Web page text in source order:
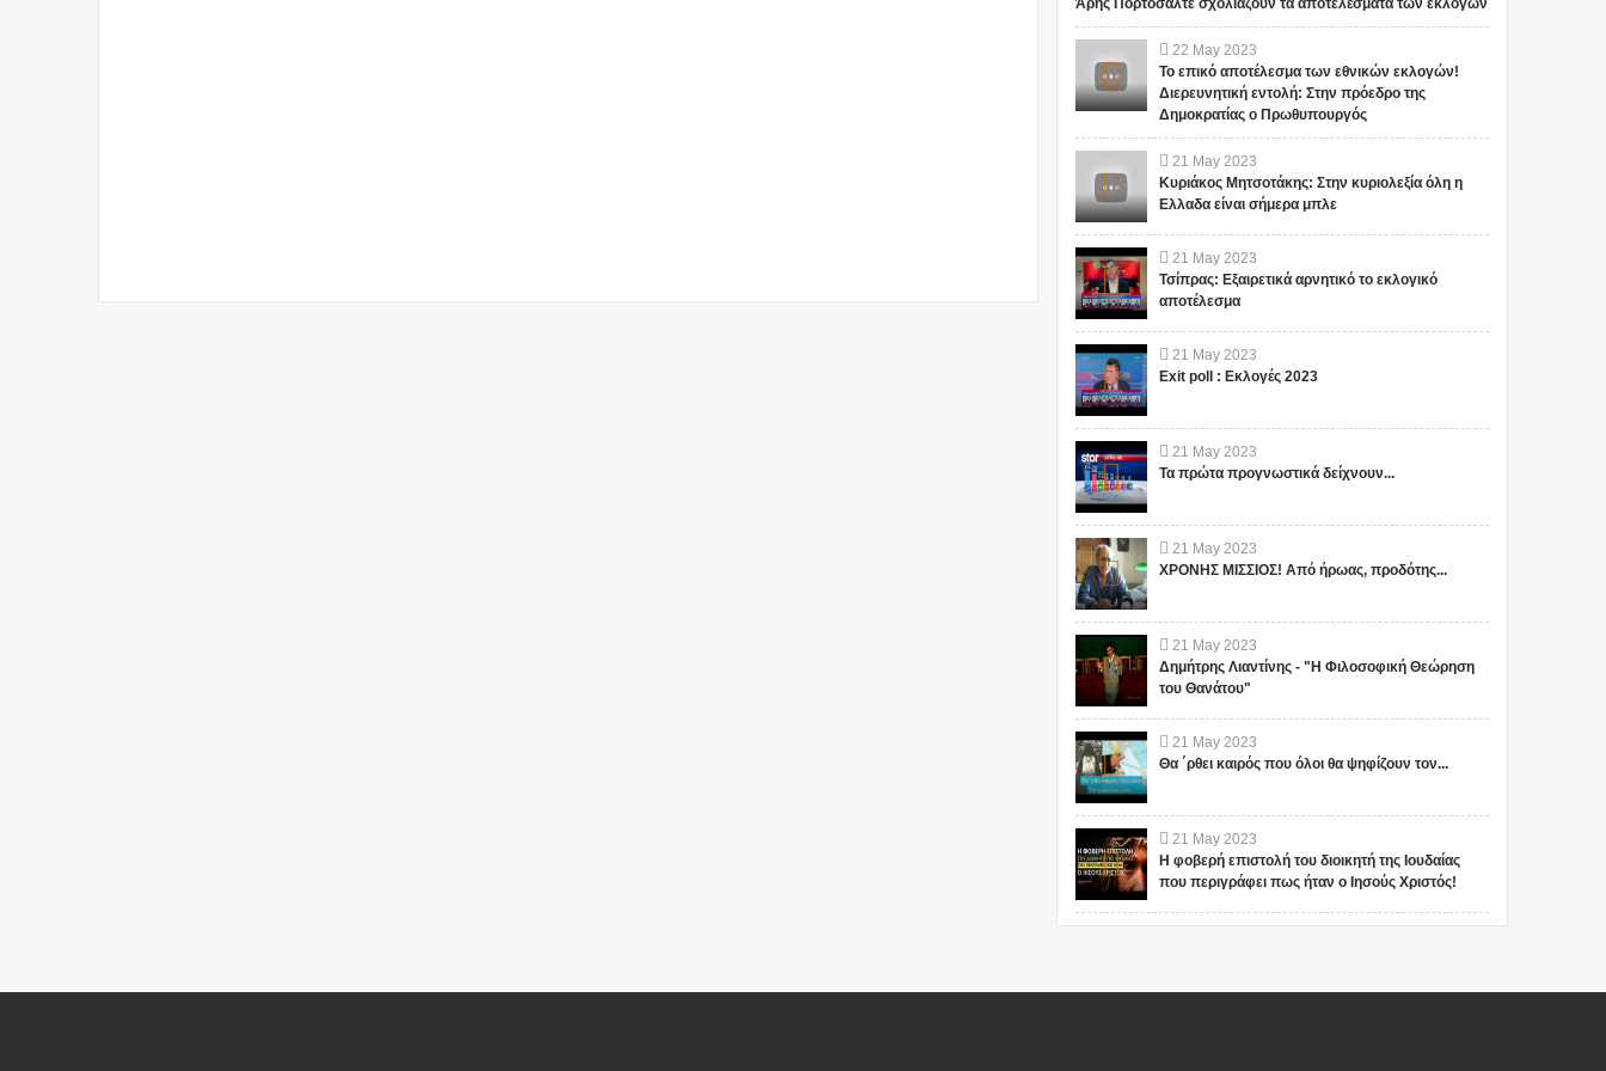
Άρης Πορτοσάλτε σχολιάζουν τα αποτελέσματα των εκλογών
22 May 2023
Το επικό αποτέλεσμα των εθνικών εκλογών!
Διερευνητική εντολή: Στην πρόεδρο της
Δημοκρατίας ο Πρωθυπουργός
21 May 2023
Κυριάκος Μητσοτάκης: Στην κυριολεξία όλη η
Ελλαδα είναι σήμερα μπλε
21 May 2023
Τσίπρας: Εξαιρετικά αρνητικό το εκλογικό
αποτέλεσμα
21 May 2023
Exit poll : Εκλογές 2023
21 May 2023
Τα πρώτα προγνωστικά δείχνουν...
21 May 2023
ΧΡΟΝΗΣ ΜΙΣΣΙΟΣ! Από ήρωας, προδότης...
21 May 2023
Δημήτρης Λιαντίνης - "Η Φιλοσοφική Θεώρηση
του Θανάτου"
21 May 2023
Θα ΄ρθει καιρός που όλοι θα ψηφίζουν τον...
21 May 2023
Η φοβερή επιστολή του διοικητή της Ιουδαίας
που περιγράφει πως ήταν ο Ιησούς Χριστός!